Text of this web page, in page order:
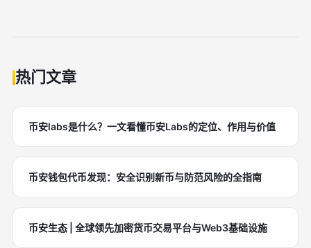
热门文章
币安labs是什么？一文看懂币安Labs的定位、作用与价值
币安钱包代币发现：安全识别新币与防范风险的全指南
币安生态 | 全球领先加密货币交易平台与Web3基础设施